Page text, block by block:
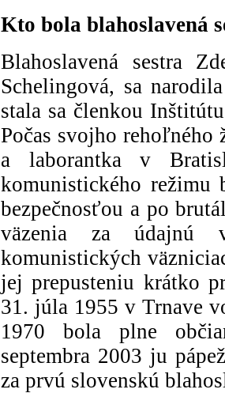
Kto bola blahoslavená
Blahoslavená sestra
Schelingová, sa
stala sa členkou
Počas svojho rehoľného
a laborantka v
komunistického režimu
bezpečnosťou a po
väzenia za údajnú
komunistických
jej prepusteniu krátko
31. júla 1955 v Trnave
1970 bola plne
septembra 2003 ju
za prvú slovenskú